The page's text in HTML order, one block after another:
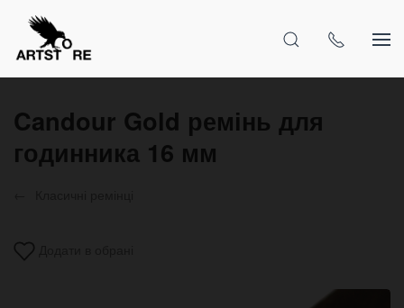
Candour Gold ремінь для
годинника 16 мм